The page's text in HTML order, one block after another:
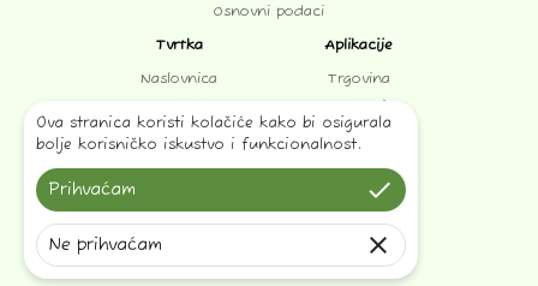
Osnovni podaci
Tvrtka
Naslovnica
Kontakt
Aplikacije
Trgovina
Recepti
Proizvođači
Ova stranica koristi kolačiće kako bi osigurala
bolje korisničko iskustvo i funkcionalnost.
Prihvaćam done
Ne prihvaćam close